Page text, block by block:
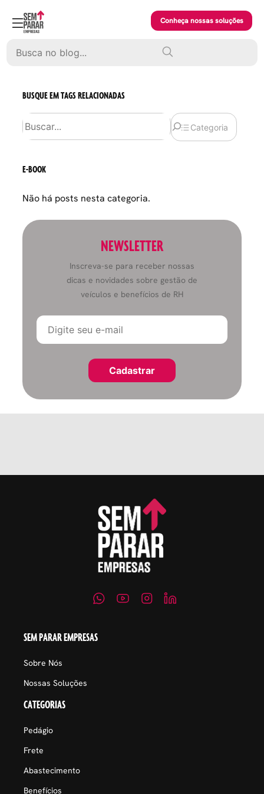
content
Conheça nossas soluções
BUSQUE EM TAGS RELACIONADAS
Pesquisar
Categoria
E-BOOK
Não há posts nesta categoria.
NEWSLETTER
Inscreva-se para receber nossas
dicas e novidades sobre gestão de
veículos e benefícios de RH
SEM PARAR EMPRESAS
Sobre Nós
Nossas Soluções
CATEGORIAS
Pedágio
Frete
Abastecimento
Benefícios